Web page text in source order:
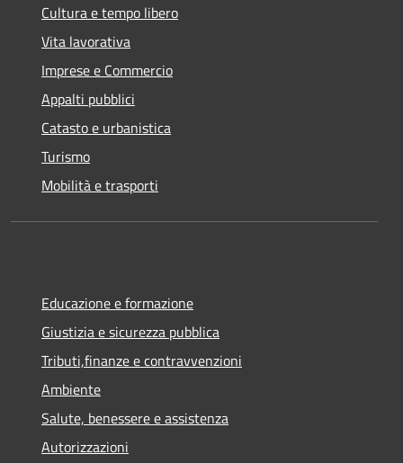
Cultura e tempo libero
Vita lavorativa
Imprese e Commercio
Appalti pubblici
Catasto e urbanistica
Turismo
Mobilità e trasporti
Educazione e formazione
Giustizia e sicurezza pubblica
Tributi,finanze e contravvenzioni
Ambiente
Salute, benessere e assistenza
Autorizzazioni